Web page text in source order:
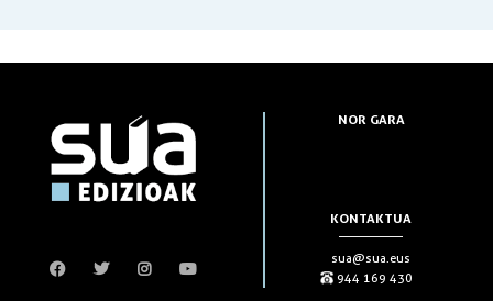
NOR GARA
KONTAKTUA
sua@sua.eus
944 169 430